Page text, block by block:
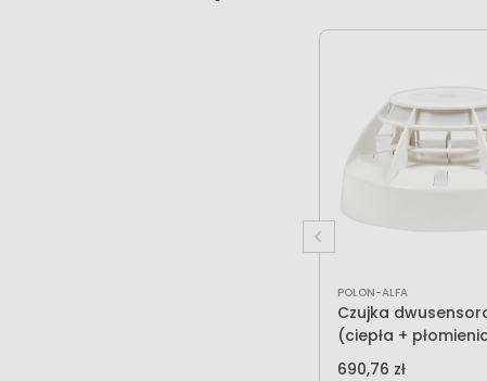
POLON-ALFA
Czujka
(ciepła +
40
690,76 zł